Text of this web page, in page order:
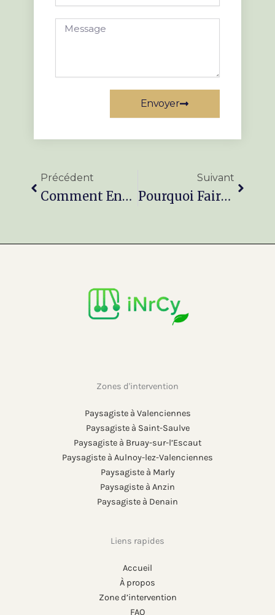
Message
Envoyer
Précédent
Comment Entretenir Son Jardin À Valenciennes Toute L’année ?
Suivant
Pourquoi Faire Appel À Un Architecte Paysagiste À Valenciennes Pour Vos Travaux Extérieurs Divers ?
Zones d'intervention
Paysagiste à Valenciennes
Paysagiste à Saint-Saulve
Paysagiste à Bruay-sur-l’Escaut
Paysagiste à Aulnoy-lez-Valenciennes
Paysagiste à Marly
Paysagiste à Anzin
Paysagiste à Denain
Liens rapides
Accueil
À propos
Zone d’intervention
FAQ